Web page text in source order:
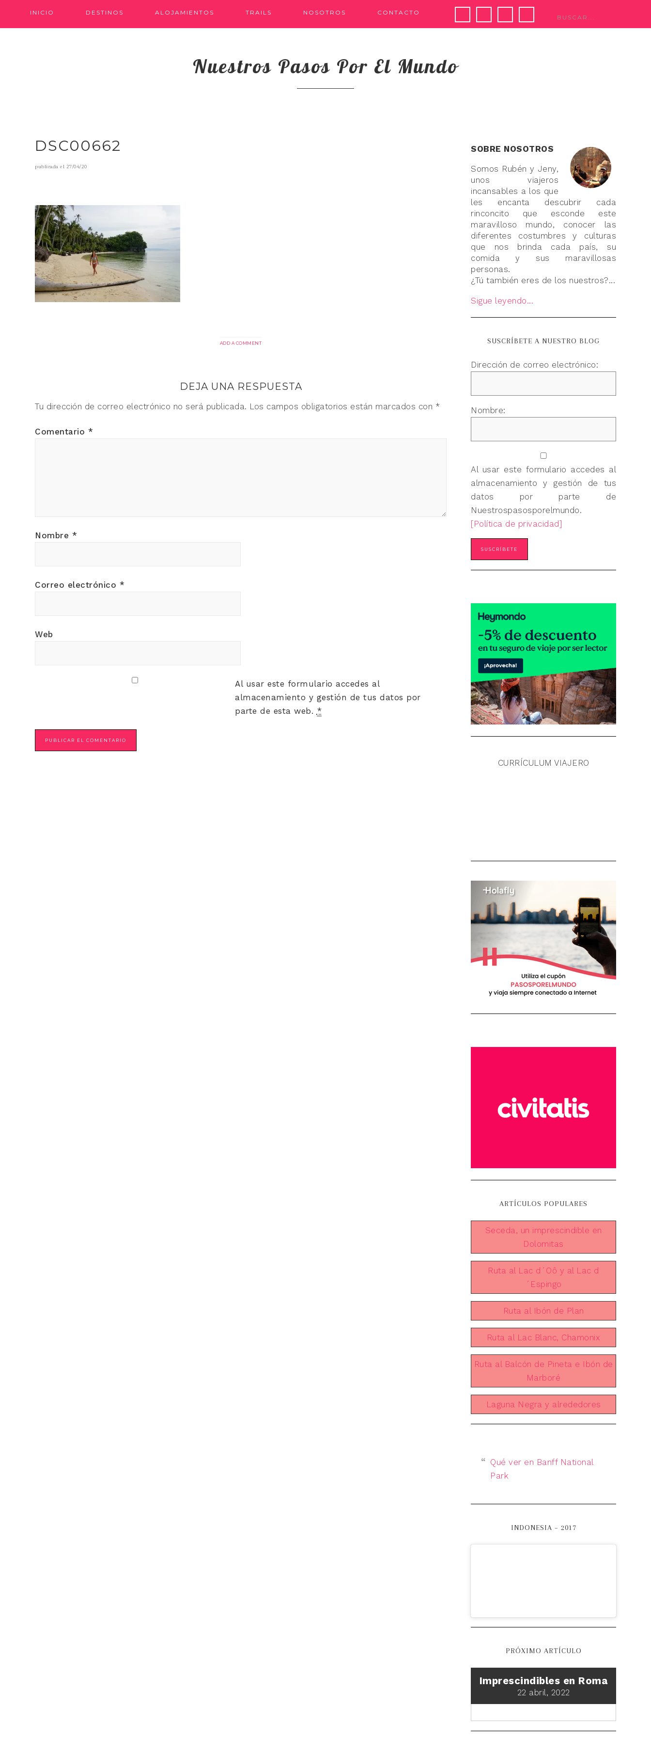
INICIO DESTINOS ALOJAMIENTOS TRAILS NOSOTROS CONTACTO
Nuestros Pasos Por El Mundo
DSC00662
publicada el 27/04/20
ADD A COMMENT
DEJA UNA RESPUESTA
Tu dirección de correo electrónico no será publicada. Los campos obligatorios están marcados con *
Comentario *
Nombre *
Correo electrónico *
Web
Al usar este formulario accedes al
almacenamiento y gestión de tus datos por
parte de esta web. *
SOBRE NOSOTROS
Somos Rubén y Jeny,
unos viajeros
incansables a los que
les encanta descubrir cada
rinconcito que esconde este
maravilloso mundo, conocer las
diferentes costumbres y culturas
que nos brinda cada país, su
comida y sus maravillosas
personas.
¿Tú también eres de los nuestros?...
Sigue leyendo...
SUSCRÍBETE A NUESTRO BLOG
Dirección de correo electrónico:
Nombre:
Al usar este formulario accedes al
almacenamiento y gestión de tus
datos por parte de
Nuestrospasosporelmundo.
[Política de privacidad]
CURRÍCULUM VIAJERO
ARTÍCULOS POPULARES
Seceda, un imprescindible en
Dolomitas
Ruta al Lac d´Oô y al Lac d
´Espingo
Ruta al Ibón de Plan
Ruta al Lac Blanc, Chamonix
Ruta al Balcón de Pineta e Ibón de
Marboré
Laguna Negra y alrededores
Qué ver en Banff National
Park
INDONESIA – 2017
PRÓXIMO ARTÍCULO
Imprescindibles en Roma
22 abril, 2022